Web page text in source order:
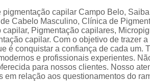
capilar Campo Belo,
Cabelo Masculino, Clínica de
Pigmentação capilares,
capilar. Com o objetivo de trazer
é conquistar a confiança de cada um.
e profissionais experientes.
para nossos clientes. Nosso
em relação aos questionamentos do